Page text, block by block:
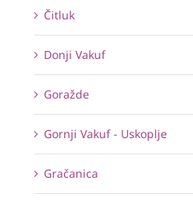
Čitluk
Donji Vakuf
Goražde
Gornji Vakuf - Uskoplje
Gračanica